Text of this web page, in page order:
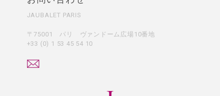
JAUBALET PARIS
〒75001 パリ ヴァンドーム広場10番地
+33 (0) 1 53 45 54 10